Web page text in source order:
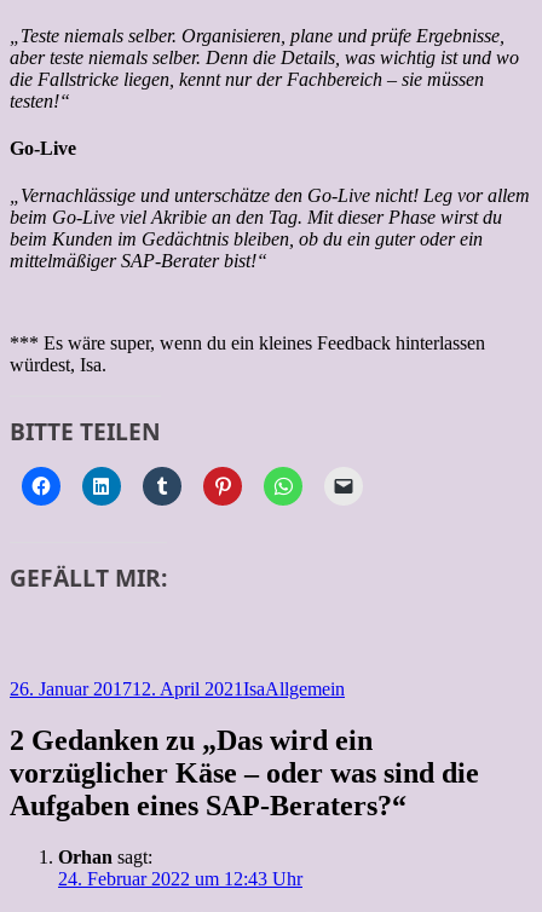
„Teste niemals selber. Organisieren, plane und prüfe Ergebnisse,
aber teste niemals selber. Denn die Details, was wichtig ist und wo
die Fallstricke liegen, kennt nur der Fachbereich – sie müssen
testen!“
Go-Live
„Vernachlässige und unterschätze den Go-Live nicht! Leg vor allem
beim Go-Live viel Akribie an den Tag. Mit dieser Phase wirst du
beim Kunden im Gedächtnis bleiben, ob du ein guter oder ein
mittelmäßiger SAP-Berater bist!“
*** Es wäre super, wenn du ein kleines Feedback hinterlassen
würdest, Isa.
BITTE TEILEN
GEFÄLLT MIR:
Veröffentlicht
26. Januar 201712. April 2021Autor
IsaKategorien
Allgemein
2 Gedanken zu „Das wird ein
vorzüglicher Käse – oder was sind die
Aufgaben eines SAP-Beraters?“
Orhan sagt:
24. Februar 2022 um 12:43 Uhr